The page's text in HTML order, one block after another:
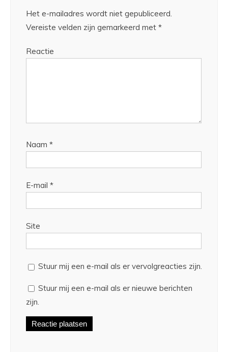
Het e-mailadres wordt niet gepubliceerd.
Vereiste velden zijn gemarkeerd met *
Reactie
Naam *
E-mail *
Site
Stuur mij een e-mail als er vervolgreacties zijn.
Stuur mij een e-mail als er nieuwe berichten
zijn.